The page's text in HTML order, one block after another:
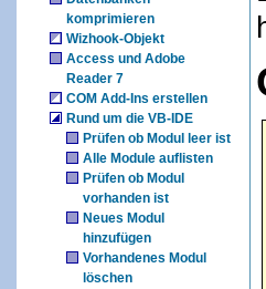
komprimieren
Wizhook-Objekt
Access und Adobe
Reader 7
COM Add-Ins erstellen
Rund um die VB-IDE
Prüfen ob Modul leer ist
Alle Module auflisten
Prüfen ob Modul
vorhanden ist
Neues Modul
hinzufügen
Vorhandenes Modul
löschen